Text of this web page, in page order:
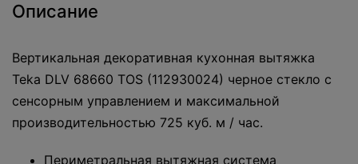
Описание
Вертикальная декоративная кухонная вытяжка
Teka DLV 68660 TOS (112930024) черное стекло с
сенсорным управлением и максимальной
производительностью 725 куб. м / час.
Периметральная вытяжная система